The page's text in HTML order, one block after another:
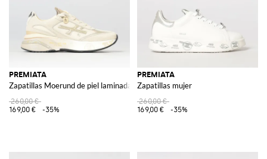
PREMIATA
Zapatillas Moerund de piel laminada y malla
260,00 €
169,00 €
-35%
PREMIATA
Zapatillas mujer
260,00 €
169,00 €
-35%